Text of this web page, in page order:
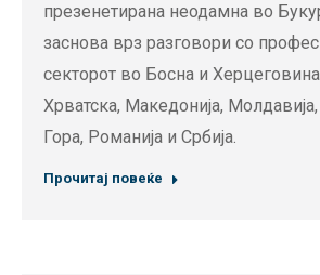
презенетирана неодамна во
заснова врз разговори со
секторот во Босна и
Хрватска, Македонија,
Гора, Романија и Србија.
Прочитај повеќе